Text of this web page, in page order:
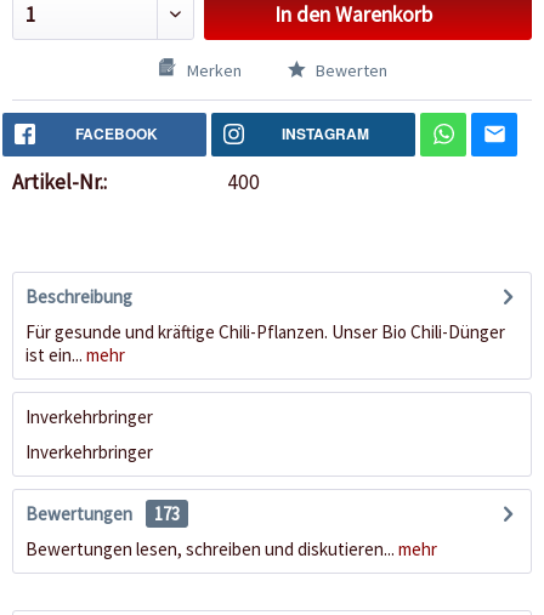
In denWarenkorb
Merken Bewerten
FACEBOOK INSTAGRAM
Artikel-Nr.: 400
Beschreibung
Für gesunde und kräftige Chili-Pflanzen. Unser Bio Chili-Dünger
ist ein... mehr
Inverkehrbringer
Inverkehrbringer
Bewertungen
173
Bewertungen lesen, schreiben und diskutieren... mehr